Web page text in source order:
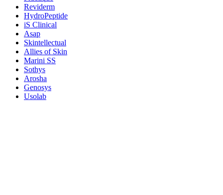
Reviderm
HydroPeptide
iS Clinical
Asap
Skintellectual
Allies of Skin
Marini SS
Sothys
Arosha
Genosys
Usolab